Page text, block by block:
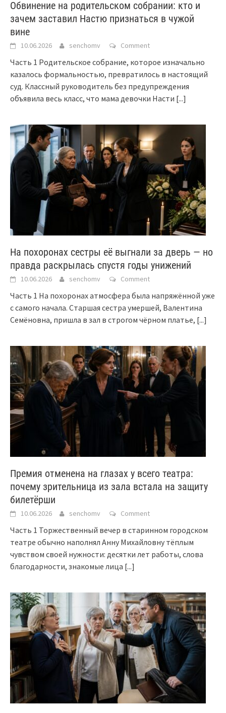
Обвинение на родительском собрании: кто и
зачем заставил Настю признаться в чужой
вине
10.06.2026 senchomv Comment
Часть 1 Родительское собрание, которое изначально
казалось формальностью, превратилось в настоящий
суд. Классный руководитель без предупреждения
объявила весь класс, что мама девочки Насти [...]
На похоронах сестры её выгнали за дверь — но
правда раскрылась спустя годы унижений
10.06.2026 senchomv Comment
Часть 1 На похоронах атмосфера была напряжённой уже
с самого начала. Старшая сестра умершей, Валентина
Семёновна, пришла в зал в строгом чёрном платье, [...]
Премия отменена на глазах у всего театра:
почему зрительница из зала встала на защиту
билетёрши
10.06.2026 senchomv Comment
Часть 1 Торжественный вечер в старинном городском
театре обычно наполнял Анну Михайловну тёплым
чувством своей нужности: десятки лет работы, слова
благодарности, знакомые лица [...]